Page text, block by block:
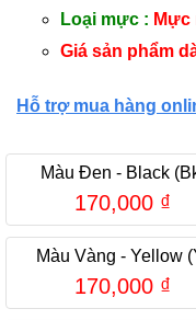
Loại mực :
Giá sản phẩm
Hỗ trợ mua hàng
Màu Đen - Black
170,000 ₫
Màu Vàng - Yellow
170,000 ₫